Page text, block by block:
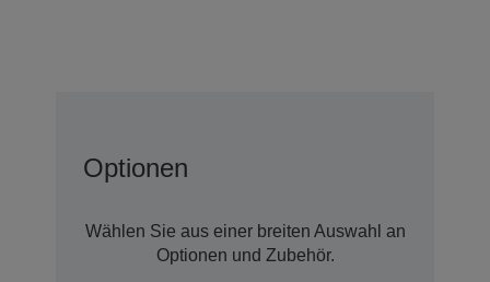
Optionen
Wählen Sie aus einer breiten Auswahl an
Optionen und Zubehör.